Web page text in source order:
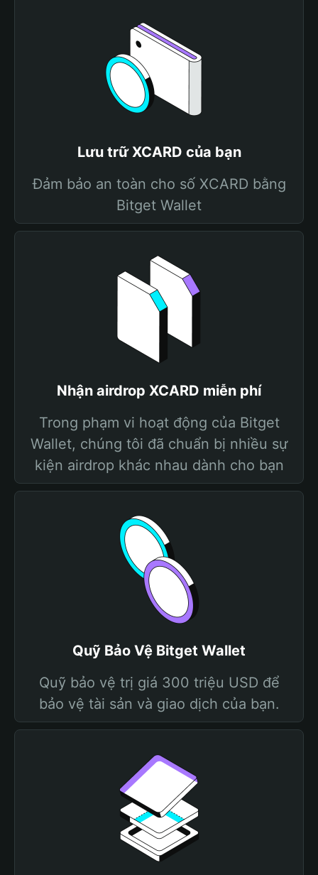
Lưu trữ XCARD của bạn
Đảm bảo an toàn cho số XCARD bằng
Bitget Wallet
Nhận airdrop XCARD miễn phí
Trong phạm vi hoạt động của Bitget
Wallet, chúng tôi đã chuẩn bị nhiều sự
kiện airdrop khác nhau dành cho bạn
Quỹ Bảo Vệ Bitget Wallet
Quỹ bảo vệ trị giá 300 triệu USD để
bảo vệ tài sản và giao dịch của bạn.